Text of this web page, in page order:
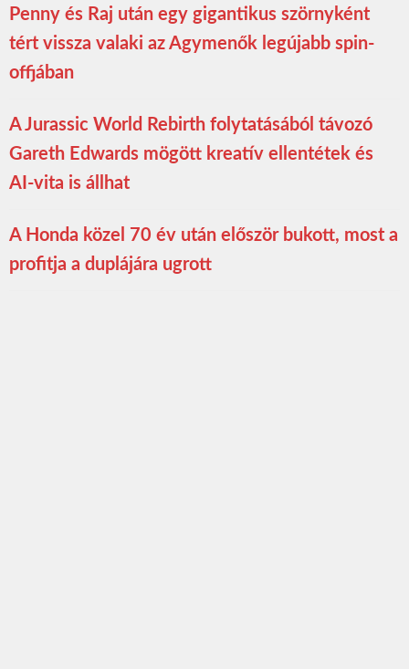
Penny és Raj után egy gigantikus szörnyként
tért vissza valaki az Agymenők legújabb spin-
offjában
A Jurassic World Rebirth folytatásából távozó
Gareth Edwards mögött kreatív ellentétek és
AI-vita is állhat
A Honda közel 70 év után először bukott, most a
profitja a duplájára ugrott